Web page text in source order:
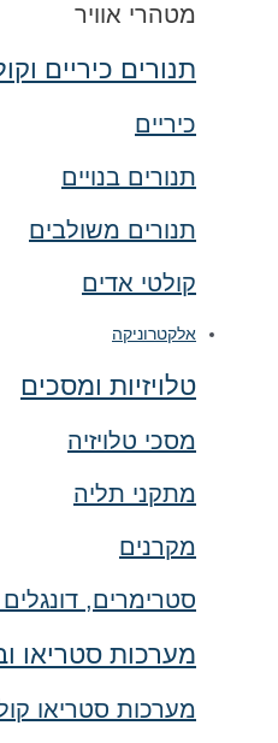
מטהרי אוויר
תנורים כיריים
כיריים
תנורים בנויים
תנורים משולבים
קולטי אדים
אלקטרוניקה
טלויזיות ומסכים
מסכי טלויזיה
מתקני תליה
מקרנים
סטרימרים, דונגלים
מערכות סטריאו
מערכות סטריאו